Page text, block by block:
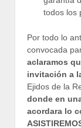
todos los
Por todo lo
convocada
aclaramos
invitación a
Ejidos de la
donde en
acordara lo